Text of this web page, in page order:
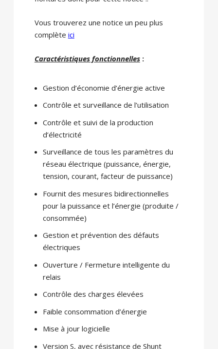
Vous trouverez une notice un peu plus
complète ici
Caractéristiques fonctionnelles:
Gestion d’économie d’énergie active
Contrôle et surveillance de l’utilisation
Contrôle et suivi de la production
d’électricité
Surveillance de tous les paramètres du
réseau électrique (puissance, énergie,
tension, courant, facteur de puissance)
Fournit des mesures bidirectionnelles
pour la puissance et l’énergie (produite /
consommée)
Gestion et prévention des défauts
électriques
Ouverture / Fermeture intelligente du
relais
Contrôle des charges élevées
Faible consommation d’énergie
Mise à jour logicielle
Version S, avec résistance de Shunt